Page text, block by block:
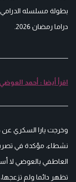
بطولة مسلسله
دراما رمضان 2026.
اقرأ أيضا : أحمد
وخرجت يارا السكري عن
نشطاء، مؤكدة في
العاطفي بالعوضي لا
تظهر دائما ولم